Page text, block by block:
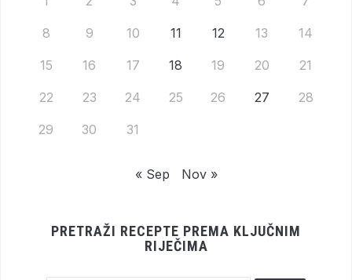
8 9 10 11 12 13 14
15 16 17 18 19 20 21
22 23 24 25 26 27 28
29 30 31
« Sep Nov »
PRETRAŽI RECEPTE PREMA KLJUČNIM
RIJEČIMA